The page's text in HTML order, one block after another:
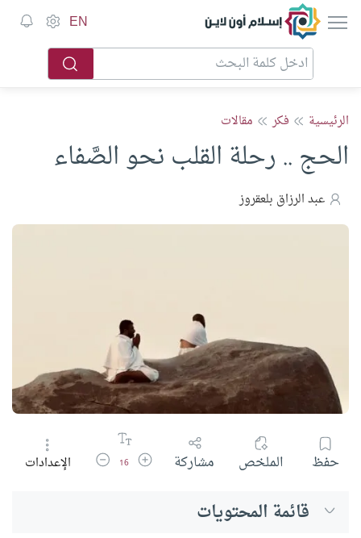
إسلام أون لاين EN
الرئيسية فكر مقالات
الحج .. رحلة القلب نحو الصَّفاء
عبد الرزاق بلعقروز
حفظ الملخص مشاركة زيادة حجم الخط
16 تقليل حجم الخط
الإعدادات
قائمة المحتويات